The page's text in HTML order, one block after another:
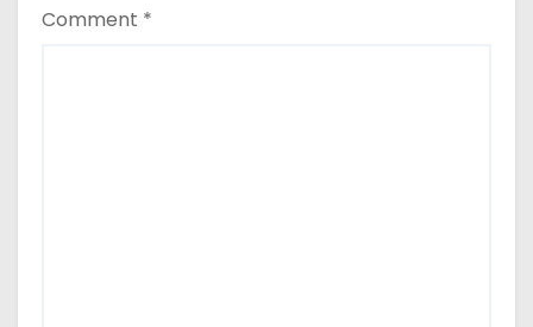
Comment *